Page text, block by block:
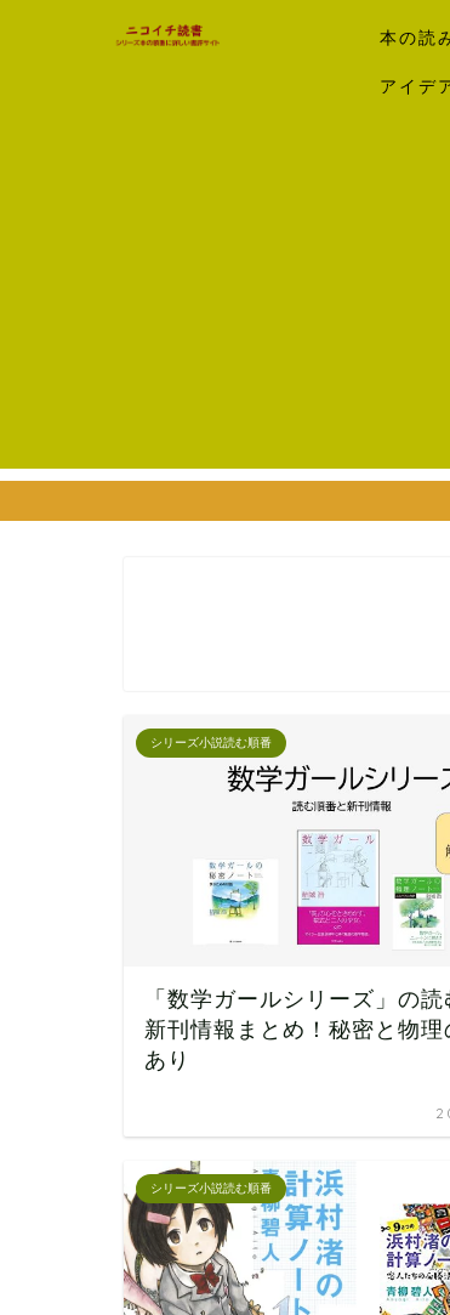
本の読
アイデ
シリーズ小説読む順番
「数学ガールシリーズ」の読
新刊情報まとめ！秘密と物理
あり
シリーズ小説読む順番